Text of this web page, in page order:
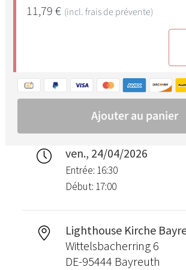
ven., 24/04/2026
Entrée: 16:30
Début: 17:00
Lighthouse Kirche
Wittelsbacherring 6
DE-95444 Bayreuth